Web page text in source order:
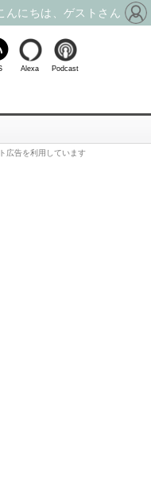
広告を利用しています
Alexa Podcast
んにちは、ゲストさん